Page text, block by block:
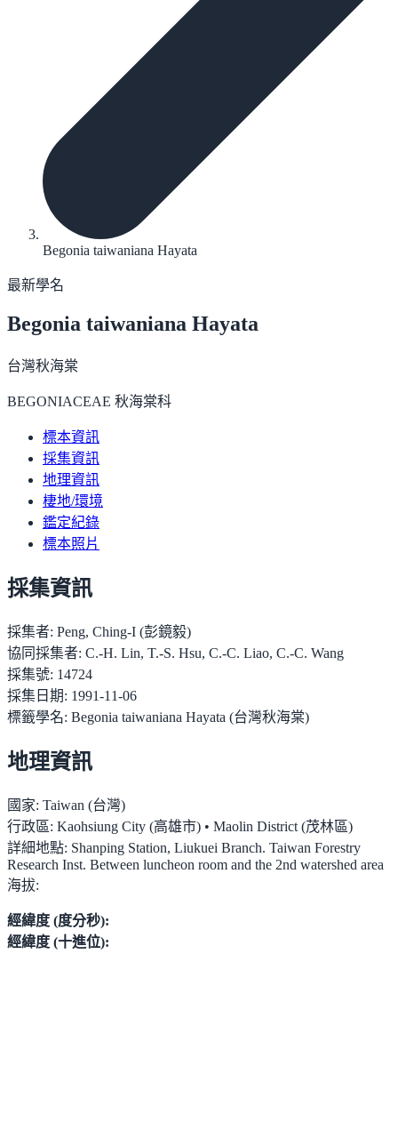
Begonia taiwaniana Hayata
最新學名
Begonia taiwaniana Hayata
台灣秋海棠
BEGONIACEAE 秋海棠科
標本資訊
採集資訊
地理資訊
棲地/環境
鑑定紀錄
標本照片
採集資訊
採集者: Peng, Ching-I (彭鏡毅)
協同採集者: C.-H. Lin, T.-S. Hsu, C.-C. Liao, C.-C. Wang
採集號: 14724
採集日期: 1991-11-06
標籤學名: Begonia taiwaniana Hayata (台灣秋海棠)
地理資訊
國家: Taiwan (台灣)
行政區: Kaohsiung City (高雄市) • Maolin District (茂林區)
詳細地點: Shanping Station, Liukuei Branch. Taiwan Forestry
Research Inst. Between luncheon room and the 2nd watershed area
海拔:
經緯度 (度分秒):
經緯度 (十進位):